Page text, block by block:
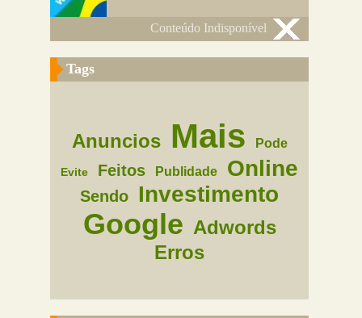
Conteúdo Indisponível
Tags
Anuncios Mais Pode
Evite Feitos Publidade Online
Sendo Investimento
Google Adwords
Erros